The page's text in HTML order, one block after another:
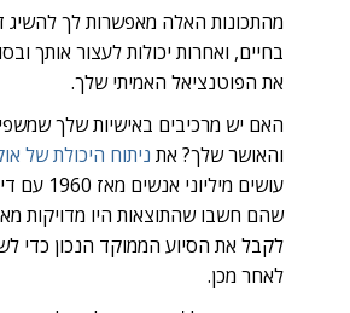
מהתכונות האלה מאפשרות לך להשיג
בחיים, ואחרות יכולות לעצור אותך
את הפוטנציאל האמיתי שלך.
האם יש מרכיבים באישיות שלך
והאושר שלך? את ניתוח היכולת של
עושים
שהם חשבו שהתוצאות היו מדויקות
לקבל את הסיוע הממוקד הנכון כדי
לאחר מכן.